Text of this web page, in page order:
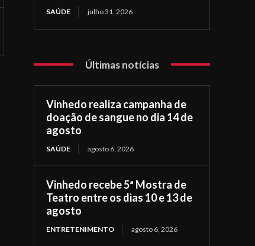
SAÚDE julho 31, 2026
Últimas notícias
Vinhedo realiza campanha de
doação de sangue no dia 14 de
agosto
SAÚDE agosto 6, 2026
Vinhedo recebe 5ª Mostra de
Teatro entre os dias 10 e 13 de
agosto
ENTRETENIMENTO agosto 6, 2026